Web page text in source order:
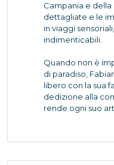
Campania e della
dettagliate e le
in viaggi
indimenticabili.
Quando non è
di paradiso,
libero con la sua
dedizione alla
rende ogni suo